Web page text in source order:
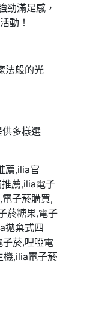
勁滿足感，
動！
法般的光
多樣選